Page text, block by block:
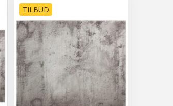
TILBUD